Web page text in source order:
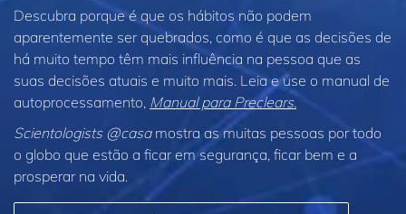
Descubra porque é que os hábitos não podem
aparentemente ser quebrados, como é que as decisões de
há muito tempo têm mais influência na pessoa que as
suas decisões atuais e muito mais. Leia e use o manual de
autoprocessamento, Manual para Preclears.
Scientologists @casamostra as muitas pessoas por todo
o globo que estão a ficar em segurança, ficar bem e a
prosperar na vida.